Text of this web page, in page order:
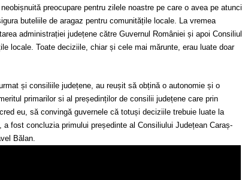
preocupare pentru zilele noastre pe care o avea pe atunci
buteliile de aragaz pentru comunitățile locale. La vremea
administrației județene către Guvernul României și apoi Consiliul
locale. Toate deciziile, chiar și cele mai mărunte, erau luate doar
și consiliile județene, au reușit să obțină o autonomie și o
primarilor si al președinților de consilii județene care prin
eu, să convingă guvernele că totuși deciziile trebuie luate la
fost concluzia primului președinte al Consiliului Județean Caraș-
Bălan.